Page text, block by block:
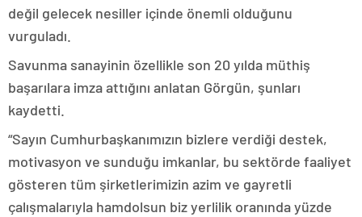
değil gelecek nesiller içinde önemli olduğunu
vurguladı.
Savunma sanayinin özellikle son 20 yılda müthiş
başarılara imza attığını anlatan Görgün, şunları
kaydetti.
“Sayın Cumhurbaşkanımızın bizlere verdiği destek,
motivasyon ve sunduğu imkanlar, bu sektörde faaliyet
gösteren tüm şirketlerimizin azim ve gayretli
çalışmalarıyla hamdolsun biz yerlilik oranında yüzde